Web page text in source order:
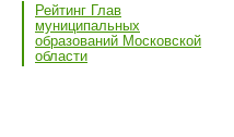
Рейтинг Глав
муниципальных
образований Московской
области